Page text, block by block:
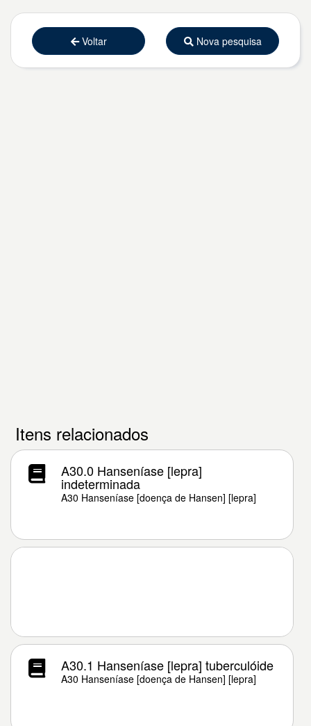
Voltar Nova pesquisa
Itens relacionados
A30.0 Hanseníase [lepra]
indeterminada
A30 Hanseníase [doença de Hansen] [lepra]
A30.1 Hanseníase [lepra] tuberculóide
A30 Hanseníase [doença de Hansen] [lepra]